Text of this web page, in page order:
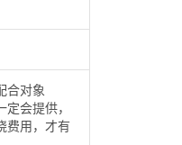
合对象
定会提供，
费用，才有